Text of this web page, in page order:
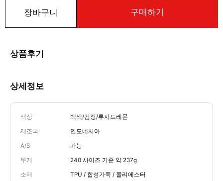
장바구니 구매하기
상품후기
상세정보
색상 백색/검정/루시드레몬
제조국 인도네시아
A/S 가능
무게 240 사이즈 기준 약 237g
소재 TPU / 합성가죽 / 폴리에스터